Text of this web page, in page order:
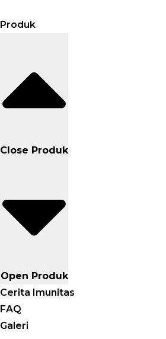
Produk
Close Produk
Open Produk
Cerita Imunitas
FAQ
Galeri